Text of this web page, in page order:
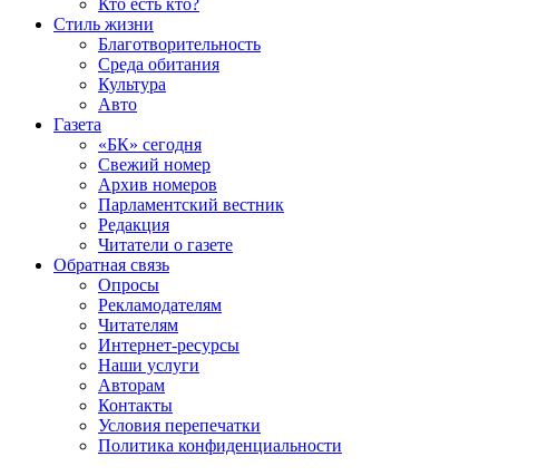
Кто есть кто?
Стиль жизни
Благотворительность
Среда обитания
Культура
Авто
Газета
«БК» сегодня
Свежий номер
Архив номеров
Парламентский вестник
Редакция
Читатели о газете
Обратная связь
Опросы
Рекламодателям
Читателям
Интернет-ресурсы
Наши услуги
Авторам
Контакты
Условия перепечатки
Политика конфиденциальности